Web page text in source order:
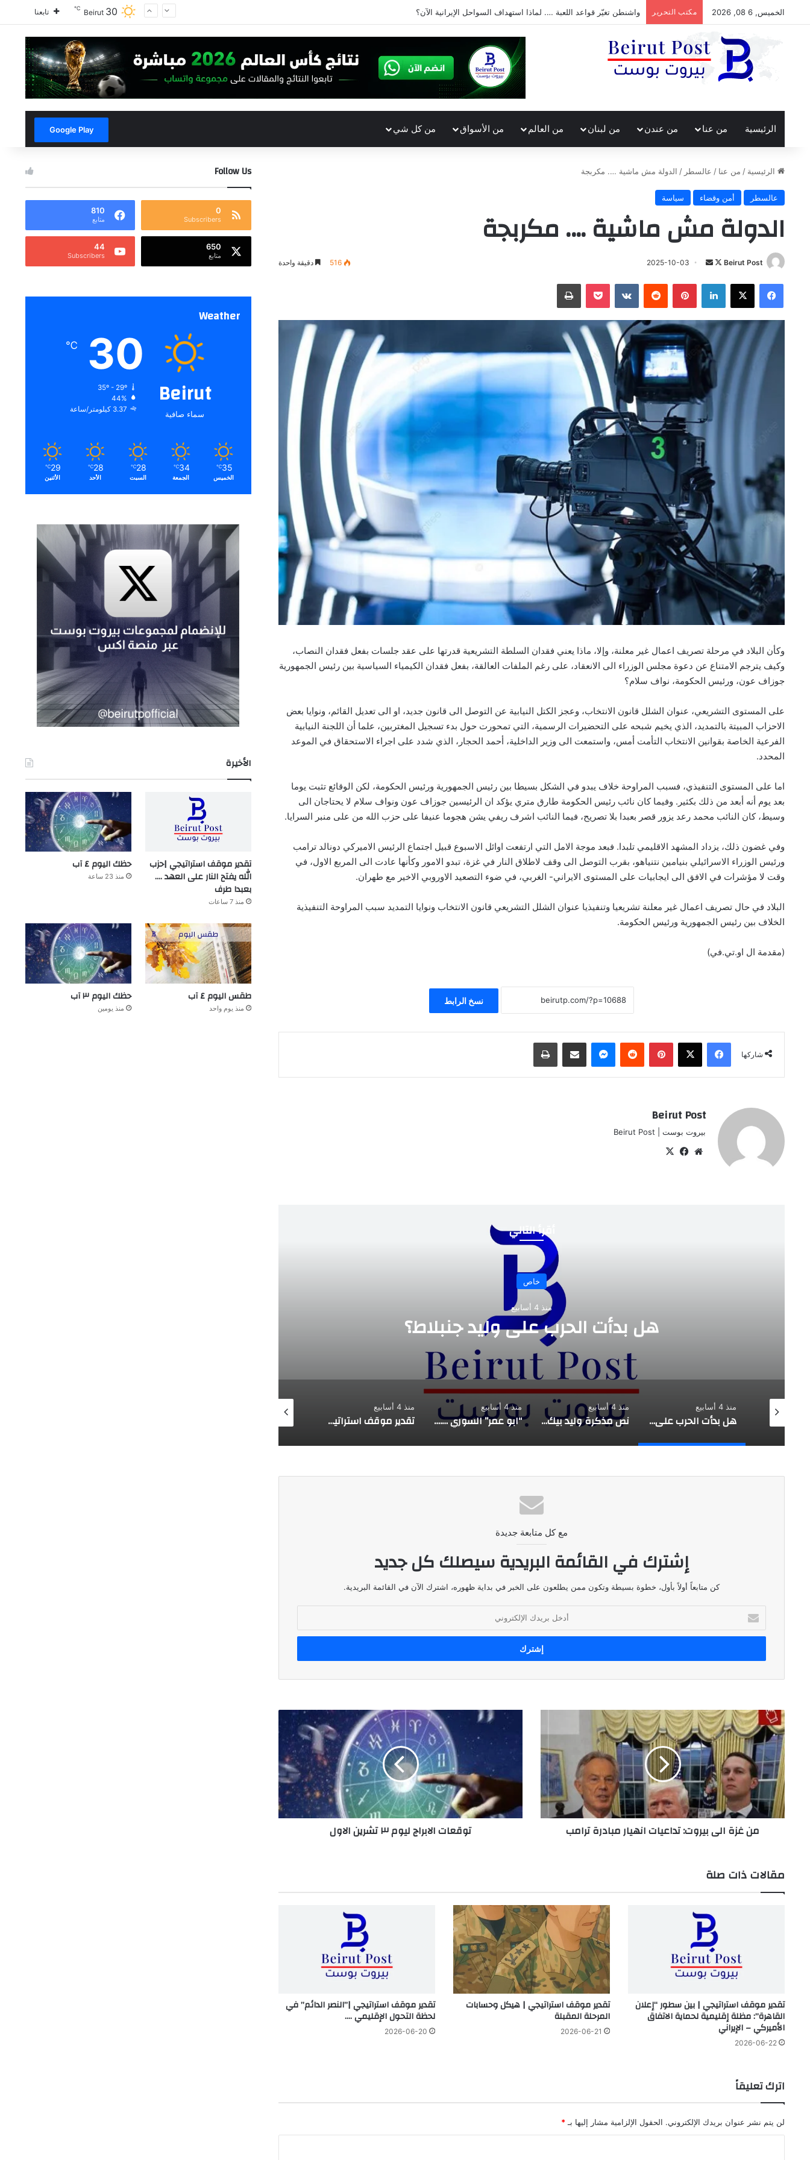
الخميس, 6 08, 2026 مكتب التحرير واشنطن تغيّر قواعد اللعبة …. لماذا استهداف السواحل الإيرانية الآن؟ Beirut 30
℃ تابعنا
الرئيسية من عنا من عندن من لبنان من العالم من الأسواق من كل شي Google Play
الرئيسية / من عنا / عالسطر / الدولة مش ماشية …. مكربجة
عالسطر أمن وقضاء سياسة
الدولة مش ماشية …. مكربجة
Beirut Post
تابع
X
أرسل
إلكترونيا
2025-10-03
516 دقيقة واحدة
فيسبوك ‫X لينكدإن بينتيريست
‏Reddit
‏VKontakte
‫Pocket طباعة
وكأن البلاد في مرحلة تصريف اعمال غير معلنة، وإلا، ماذا يعني فقدان السلطة التشريعية قدرتها على عقد جلسات بفعل فقدان النصاب،
وكيف يترجم الامتناع عن دعوة مجلس الوزراء الى الانعقاد، على رغم الملفات العالقة، بفعل فقدان الكيمياء السياسية بين رئيس الجمهورية
جوزاف عون، ورئيس الحكومة، نواف سلام؟
على المستوى التشريعي، عنوان الشلل قانون الانتخاب، وعجز الكتل النيابية عن التوصل الى قانون جديد، او الى تعديل القائم، ونوايا بعض
الاحزاب المبيتة بالتمديد، الذي يخيم شبحه على التحضيرات الرسمية، التي تمحورت حول بدء تسجيل المغتربين، علما أن اللجنة النيابية
الفرعية الخاصة بقوانين الانتخاب التأمت أمس، واستمعت الى وزير الداخلية، أحمد الحجار، الذي شدد على اجراء الاستحقاق في الموعد
المحدد.
اما على المستوى التنفيذي، فسبب المراوحة خلاف يبدو في الشكل بسيطا بين رئيس الجمهورية ورئيس الحكومة، لكن الوقائع تثبت يوما
بعد يوم أنه أبعد من ذلك بكثير. وفيما كان نائب رئيس الحكومة طارق متري يؤكد ان الرئيسين جوزاف عون ونواف سلام لا يحتاجان الى
وسيط، كان النائب محمد رعد يزور قصر بعبدا بلا تصريح، فيما النائب اشرف ريفي يشن هجوما عنيفا على حزب الله من على منبر السرايا.
وفي غضون ذلك، يزداد المشهد الاقليمي تلبدا. فبعد موجة الامل التي ارتفعت اوائل الاسبوع قبيل اجتماع الرئيس الاميركي دونالد ترامب
ورئيس الوزراء الاسرائيلي بنيامين نتنياهو، بقرب التوصل الى وقف لاطلاق النار في غزة، تبدو الامور وكأنها عادت الى المربع الاول، في
وقت لا مؤشرات في الافق الى ايجابيات على المستوى الايراني- الغربي، في ضوء التصعيد الاوروبي الاخير مع طهران.
البلاد في حال تصريف اعمال غير معلنة تشريعيا وتنفيذيا عنوان الشلل التشريعي قانون الانتخاب ونوايا التمديد سبب المراوحة التنفيذية
الخلاف بين رئيس الجمهورية ورئيس الحكومة.
(مقدمة ال او.تي.في)
نسخ الرابط
شاركها
فيسبوك ‫X بينتيريست
‏Reddit ماسنجر مشاركة عبر البريد طباعة
Beirut Post
بيروت بوست | Beirut Post
موقعفيسبوك
أقرأ التالي
نص مذكرة وليد بيك للمجلس المذهبي الدرزي
هل بدأت الحرب على وليد جنبلاط؟
منذ 4 أسابيع
نص مذكرة وليد بيك للمجلس المذهبي الدرزي
منذ 4 أسابيع
“ابو عمر” السوري …. هذه المرة
منذ 4 أسابيع
تقدير موقف استراتيجي | قراءة في التصريح الاسرائيلي حول نقل المفاوضات مع لبنان من واشنطن الى روما
2026-07-03
مع كل متابعة جديدة
إشترك في القائمة البريدية سيصلك كل جديد
كن متابعاً أولاً بأول، خطوة بسيطة وتكون ممن يطلعون على الخبر في بداية ظهوره، اشترك الآن في القائمة البريدية.
بريدك
الإلكتروني
من
غزة
الى
بيروت:
تداعيات
انهيار
مبادرة
ترامب
من غزة الى بيروت: تداعيات انهيار مبادرة ترامب
توقعات
الابراج
الاول
توقعات الابراج ليوم ٣ تشرين الاول
مقالات ذات صلة
تقدير موقف استراتيجي | بين سطور “إعلان
القاهرة”: مظلة إقليمية لحماية الاتفاق
الأميركي – الإيراني
2026-06-22
تقدير موقف استراتيجي | هيكل وحسابات
المرحلة المقبلة
2026-06-21
تقدير موقف استراتيجي |”النصر الدائم” في
لحظة التحول الإقليمي ….
2026-06-20
اترك تعليقاً
لن يتم نشر عنوان بريدك الإلكتروني. الحقول الإلزامية مشار إليها بـ *
Follow Us
0
Subscribers
810
متابع
650
متابع
44
Subscribers
Weather
Beirut
سماء صافية
30
℃
35º - 29º
44%
3.37 كيلومتر/ساعة
35
℃
الخميس
34
℃
الجمعة
28
℃
السبت
28
℃
الأحد
29
℃
الأثنين
الأخيرة
تقدير موقف استراتيجي |حزب
الله يفتح النار على العهد ….
بعبدا طرف
منذ 7 ساعات
حظك اليوم ٤ آب
منذ 23 ساعة
طقس اليوم ٤ آب
منذ يوم واحد
حظك اليوم ٣ آب
منذ يومين